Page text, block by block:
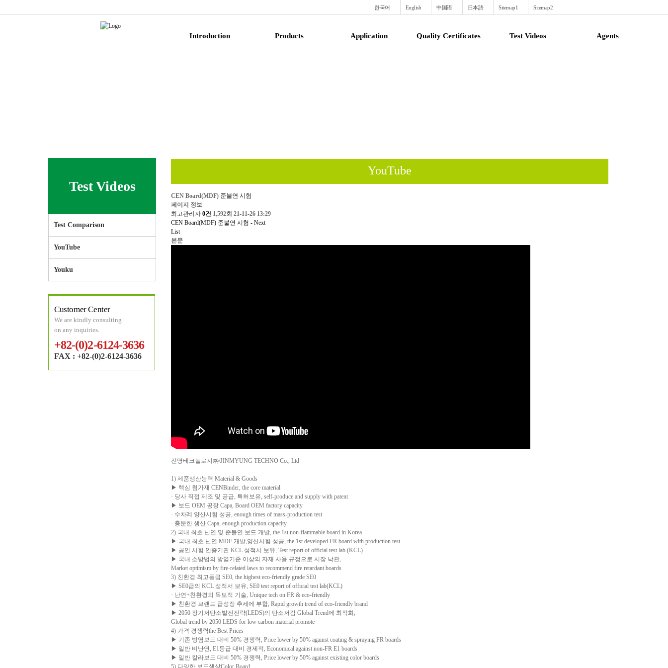
Sitemap2
Sitemap1
日本語
中国语
English
한국어
Introduction Products Application Quality Certificates Test Videos Agents
Test Videos
Test Comparison
YouTube
Youku
Customer Center
We are kindly consulting
on any inquiries.
+82-(0)2-6124-3636
FAX : +82-(0)2-6124-3636
YouTube
CEN Board(MDF) 준불연 시험
페이지 정보
최고관리자 0건 1,592회 21-11-26 13:29
CEN Board(MDF) 준불연 시험 - Next
List
본문
진명테크놀로지㈜/JINMYUNG TECHNO Co., Ltd
1) 제품생산능력 Material & Goods
▶ 핵심 첨가재 CENBinder, the core material
· 당사 직접 제조 및 공급, 특허보유, self-produce and supply with patent
▶ 보드 OEM 공장 Capa, Board OEM factory capacity
· 수차례 양산시험 성공, enough times of mass-production test
· 충분한 생산 Capa, enough production capacity
2) 국내 최초 난연 및 준불연 보드 개발, the 1st non-flammable board in Korea
▶ 국내 최초 난연 MDF 개발,양산시험 성공, the 1st developed FR board with production test
▶ 공인 시험 인증기관 KCL 성적서 보유, Test report of official test lab.(KCL)
▶ 국내 소방법의 방염기준 이상의 자재 사용 규정으로 시장 낙관,
Market optimism by fire-related laws to recommend fire retardant boards
3) 친환경 최고등급 SE0, the highest eco-friendly grade SE0
▶ SE0급의 KCL 성적서 보유, SE0 test report of official test lab(KCL)
· 난연+친환경의 독보적 기술, Unique tech on FR & eco-friendly
▶ 친환경 브랜드 급성장 추세에 부합, Rapid growth trend of eco-friendly brand
▶ 2050 장기저탄소발전전략(LEDS)의 탄소저감 Global Trend에 최적화,
Global trend by 2050 LEDS for low carbon material promote
4) 가격 경쟁력the Best Prices
▶ 기존 방염보드 대비 50% 경쟁력, Price lower by 50% against coating & spraying FR boards
▶ 일반 비난연, E1등급 대비 경제적, Economical against non-FR E1 boards
▶ 일반 칼라보드 대비 50% 경쟁력, Price lower by 50% against existing color boards
5) 다양한 보드색상Color Board